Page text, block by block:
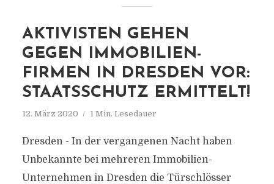
AKTIVISTEN GEHEN
GEGEN IMMOBILIEN-
FIRMEN IN DRESDEN VOR:
STAATSSCHUTZ ERMITTELT!
12. März 2020 1 Min. Lesedauer
Dresden - In der vergangenen Nacht haben
Unbekannte bei mehreren Immobilien-
Unternehmen in Dresden die Türschlösser